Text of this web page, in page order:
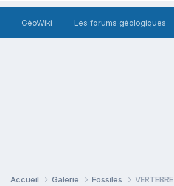
GéoWiki Les forums géologiques
Accueil Galerie Fossiles VERTEBRE